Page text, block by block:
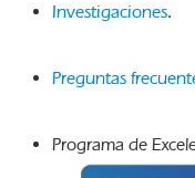
Investigaciones.
Preguntas
Programa de